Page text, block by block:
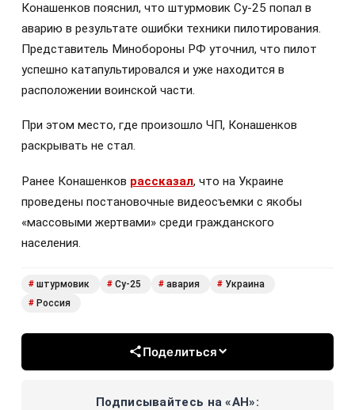
Конашенков пояснил, что штурмовик Су-25 попал в
аварию в результате ошибки техники пилотирования.
Представитель Минобороны РФ уточнил, что пилот
успешно катапультировался и уже находится в
расположении воинской части.
При этом место, где произошло ЧП, Конашенков
раскрывать не стал.
Ранее Конашенков рассказал, что на Украине
проведены постановочные видеосъемки с якобы
«массовыми жертвами» среди гражданского
населения.
# штурмовик # Су-25 # авария # Украина
# Россия
Поделиться
Подписывайтесь на «АН»: